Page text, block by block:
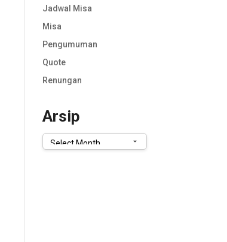
Jadwal Misa
Misa
Pengumuman
Quote
Renungan
Arsip
Arsip